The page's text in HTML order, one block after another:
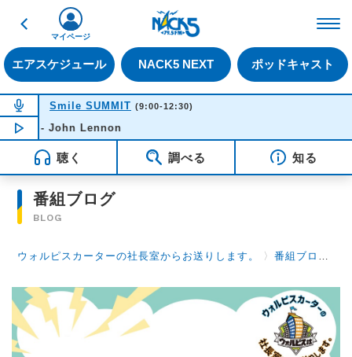
戻る
エアスケジュール NACK5 NEXT ポッドキャスト
マイページ
NOW ON AIR
Smile SUMMIT (9:00-12:30)
NOW PLAYING10:52
- John Lennon
聴く 調べる 知る
番組ブログ
BLOG
ウォルピスカーターの社長室からお送りします。 〉番組ブログ